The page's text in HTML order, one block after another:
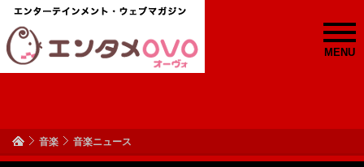
MENU
音楽 音楽ニュース